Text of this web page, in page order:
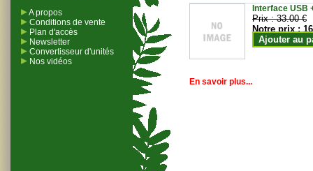
A propos
Conditions de vente
Plan d'accès
Newsletter
Convertisseur d'unités
Nos vidéos
Interface USB
Prix :33.00 €
Notre prix :
Ajouter au
En savoir plus...